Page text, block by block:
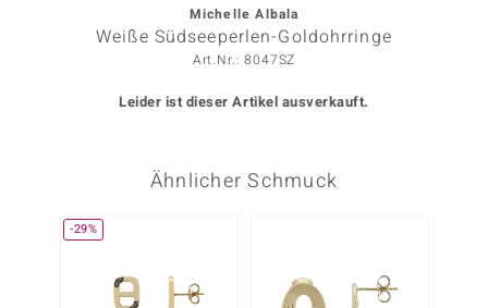
Michelle Albala
Weiße Südseeperlen-Goldohrringe
Art.Nr.: 8047SZ
Leider ist dieser Artikel ausverkauft.
Ähnlicher Schmuck
-29%